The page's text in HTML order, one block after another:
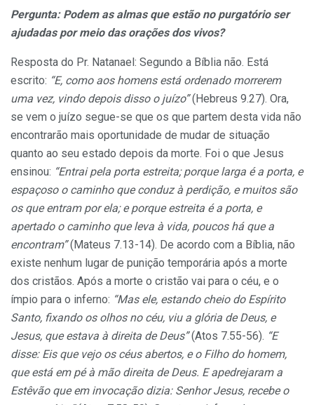
Pergunta: Podem as almas que estão no purgatório ser
ajudadas por meio das orações dos vivos?
Resposta do Pr. Natanael: Segundo a Bíblia não. Está
escrito: “E, como aos homens está ordenado morrerem
uma vez, vindo depois disso o juízo”(Hebreus 9.27). Ora,
se vem o juízo segue-se que os que partem desta vida não
encontrarão mais oportunidade de mudar de situação
quanto ao seu estado depois da morte. Foi o que Jesus
ensinou: “Entrai pela porta estreita; porque larga é a porta, e
espaçoso o caminho que conduz à perdição, e muitos são
os que entram por ela; e porque estreita é a porta, e
apertado o caminho que leva à vida, poucos há que a
encontram”(Mateus 7.13-14). De acordo com a Bíblia, não
existe nenhum lugar de punição temporária após a morte
dos cristãos. Após a morte o cristão vai para o céu, e o
ímpio para o inferno: “Mas ele, estando cheio do Espírito
Santo, fixando os olhos no céu, viu a glória de Deus, e
Jesus, que estava à direita de Deus”(Atos 7.55-56). “E
disse: Eis que vejo os céus abertos, e o Filho do homem,
que está em pé à mão direita de Deus. E apedrejaram a
Estêvão que em invocação dizia: Senhor Jesus, recebe o